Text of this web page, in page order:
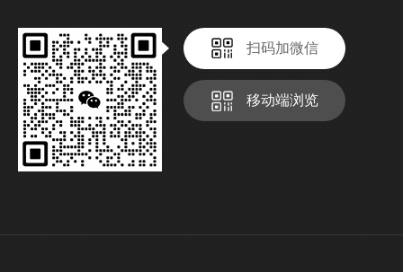
扫码加微信
移动端浏览